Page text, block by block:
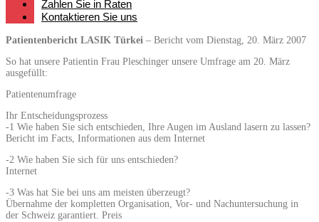
Zahlen Sie in Raten
Kontaktieren Sie uns
Patientenbericht LASIK Türkei – Bericht vom Dienstag, 20. März 2007
So hat unsere Patientin Frau Pleschinger unsere Umfrage am 20. März
ausgefüllt:
Patientenumfrage
Ihr Entscheidungsprozess
-1 Wie haben Sie sich entschieden, Ihre Augen im Ausland lasern zu lassen?
Bericht im Facts, Informationen aus dem Internet
-2 Wie haben Sie sich für uns entschieden?
Internet
-3 Was hat Sie bei uns am meisten überzeugt?
Übernahme der kompletten Organisation, Vor- und Nachuntersuchung in
der Schweiz garantiert. Preis